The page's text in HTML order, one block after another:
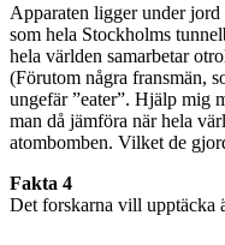
Apparaten ligger under
som hela Stockholms
hela världen samarbetar
(Förutom några fransmän,
ungefär ”eater”. Hjälp mig
man då jämföra när hela
atombomben. Vilket de
Fakta 4
Det forskarna vill upptäcka